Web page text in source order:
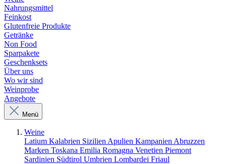
Nahrungsmittel
Feinkost
Glutenfreie Produkte
Getränke
Non Food
Sparpakete
Geschenksets
Über uns
Wo wir sind
Weinprobe
Angebote
Menü
Weine
Latium Kalabrien Sizilien Apulien Kampanien Abruzzen
Marken Toskana Emilia Romagna Venetien Piemont
Sardinien Südtirol Umbrien Lombardei Friaul